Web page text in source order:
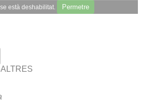
està deshabilitat. Permetre